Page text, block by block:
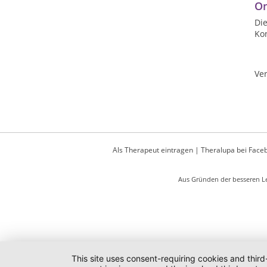
Als Therapeut eintragen| Theralupa bei
Aus Gründen der besseren
This site uses consent-requiring cookies and